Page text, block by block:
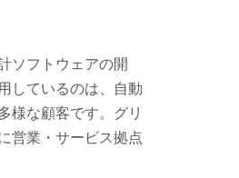
ソフトウェアの開
しているのは、自動
様な顧客です。グリ
営業・サービス拠点